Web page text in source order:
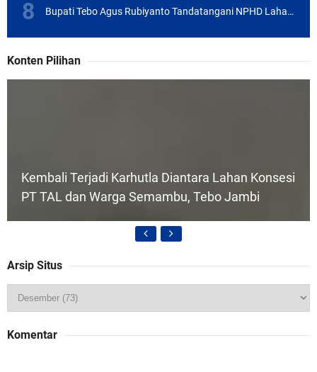
Bupati Tebo Agus Rubiyanto Tandatangani NPHD Lahan Sekolah Nasional Terintegrasi
Konten Pilihan
Kembali Terjadi Karhutla Diantara Lahan Konsesi
PT TAL dan Warga Semambu, Tebo Jambi
dan Bendungan Ke BNPB Untuk Tahun 2027
Arsip Situs
Komentar